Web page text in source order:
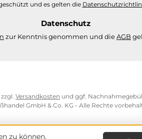
und es gelten die
Datenschutz
zur Kenntnis genommen und dieAGB
Versandkosten und ggf.
GmbH & Co. KG - Alle Rechte
zu können.